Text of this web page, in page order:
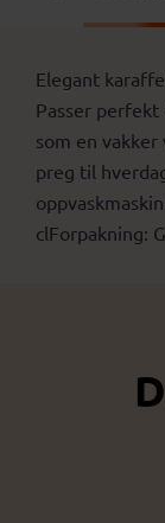
Elegant
Passer
som en
preg til
clForpakning: